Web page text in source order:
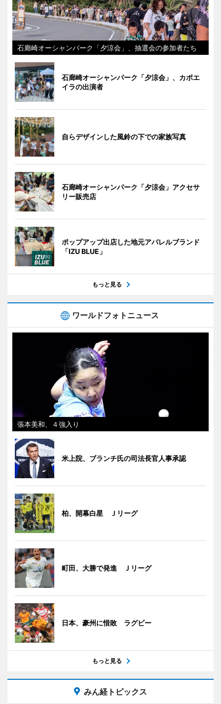
石廊崎オーシャンパーク「夕涼会」、抽選会の参加者たち
石廊崎オーシャンパーク「夕涼会」、カポエ
イラの出演者
自らデザインした風鈴の下での家族写真
石廊崎オーシャンパーク「夕涼会」アクセサ
リー販売店
ポップアップ出店した地元アパレルブランド
「IZU BLUE」
もっと見る
ワールドフォトニュース
張本美和、４強入り
米上院、ブランチ氏の司法長官人事承認
柏、開幕白星 Ｊリーグ
町田、大勝で発進 Ｊリーグ
日本、豪州に惜敗 ラグビー
もっと見る
みん経トピックス